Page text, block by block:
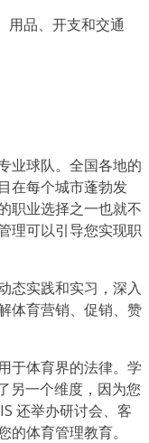
用品、开支和交通
业球队。全国各地的
在每个城市蓬勃发
职业选择之一也就不
理可以引导您实现职
态实践和实习，深入
体育营销、促销、赞
于体育界的法律。学
另一个维度，因为您
还举办研讨会、客
体育管理教育。